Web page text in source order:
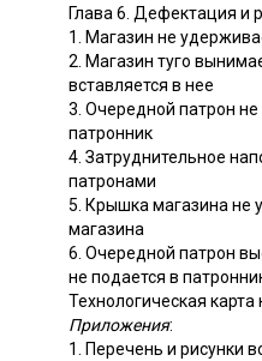
Глава 6. Дефектация и
1. Магазин не
2. Магазин туго
вставляется в нее
3. Очередной патрон не
патронник
4. Затруднительное
патронами
5. Крышка магазина не
магазина
6. Очередной патрон
не подается в
Технологическая карта
Приложения:
1. Перечень и рисунки